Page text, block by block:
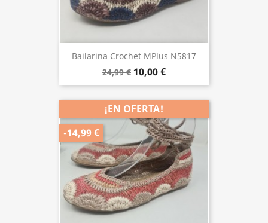
Bailarina Crochet MPlus N5817
24,99 € 10,00 €
¡EN OFERTA!
-14,99 €